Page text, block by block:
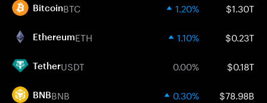
BitcoinBTC 1.20% $1.30T
EthereumETH 1.10% $0.23T
TetherUSDT 0.00% $0.18T
BNBBNB 0.30% $78.98B